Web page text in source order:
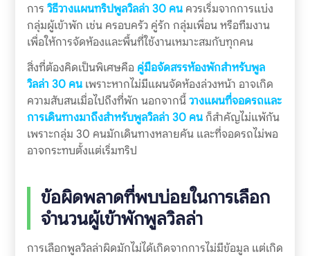
การ วิธีวางแผนทริปพูลวิลล่า 30 คนควรเริ่มจากการแบ่ง
กลุ่มผู้เข้าพัก เช่น ครอบครัว คู่รัก กลุ่มเพื่อน หรือทีมงาน
เพื่อให้การจัดห้องและพื้นที่ใช้งานเหมาะสมกับทุกคน
สิ่งที่ต้องคิดเป็นพิเศษคือ คู่มือจัดสรรห้องพักสำหรับพูล
วิลล่า 30 คนเพราะหากไม่มีแผนจัดห้องล่วงหน้า อาจเกิด
ความสับสนเมื่อไปถึงที่พัก นอกจากนี้วางแผนที่จอดรถและ
การเดินทางมาถึงสำหรับพูลวิลล่า 30 คนก็สำคัญไม่แพ้กัน
เพราะกลุ่ม 30 คนมักเดินทางหลายคัน และที่จอดรถไม่พอ
อาจกระทบตั้งแต่เริ่มทริป
ข้อผิดพลาดที่พบบ่อยในการเลือก
จำนวนผู้เข้าพักพูลวิลล่า
การเลือกพูลวิลล่าผิดมักไม่ได้เกิดจากการไม่มีข้อมูล แต่เกิด